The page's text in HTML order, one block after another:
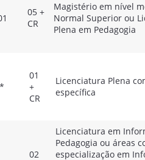
05 +
CR
Magistério em nível
Normal Superior ou
Plena em Pedagogia
*
01
+
CR
Licenciatura Plena
específica
02
Licenciatura em
Pedagogia ou áreas
especialização em